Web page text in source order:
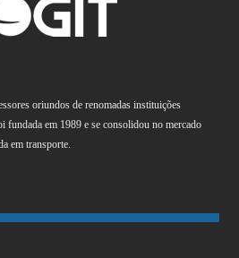
oriundos de renomadas instituições
fundada em 1989 e se consolidou no mercado
em transporte.